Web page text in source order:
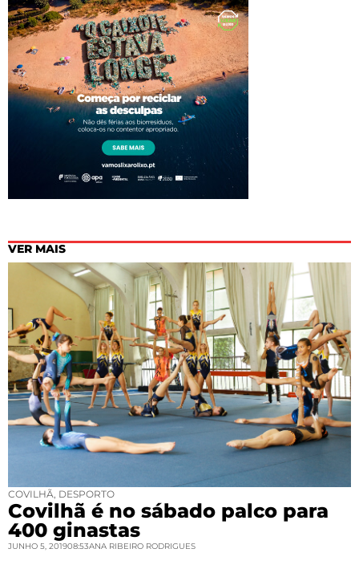
VER MAIS
COVILHÃ DESPORTO
Covilhã é no sábado palco para
400 ginastas
JUNHO 5, 201908:53ANA RIBEIRO RODRIGUES